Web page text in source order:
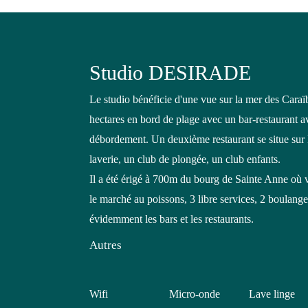
Studio DESIRADE
Le studio bénéficie d'une vue sur la mer des
hectares en bord de plage avec un bar-restaurant
débordement. Un deuxième restaurant se situe
laverie, un club de plongée, un club enfants.
Il a été érigé à 700m du bourg de Sainte Anne où
le marché au poissons, 3 libre services, 2
évidemment les bars et les restaurants.
Autres
Wifi Micro-onde Lave linge